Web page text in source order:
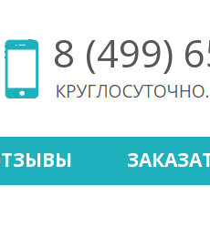
8 (499)